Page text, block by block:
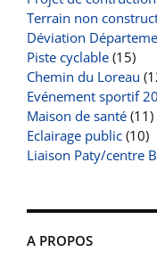
Terrain non
Déviation
Piste cyclable (15)
Chemin du Loreau
Evénement sportif
Maison de santé (11)
Eclairage public (10)
Liaison Paty/centre
A PROPOS